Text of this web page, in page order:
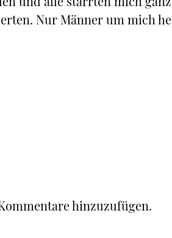
Nur Männer um mich
hinzuzufügen.